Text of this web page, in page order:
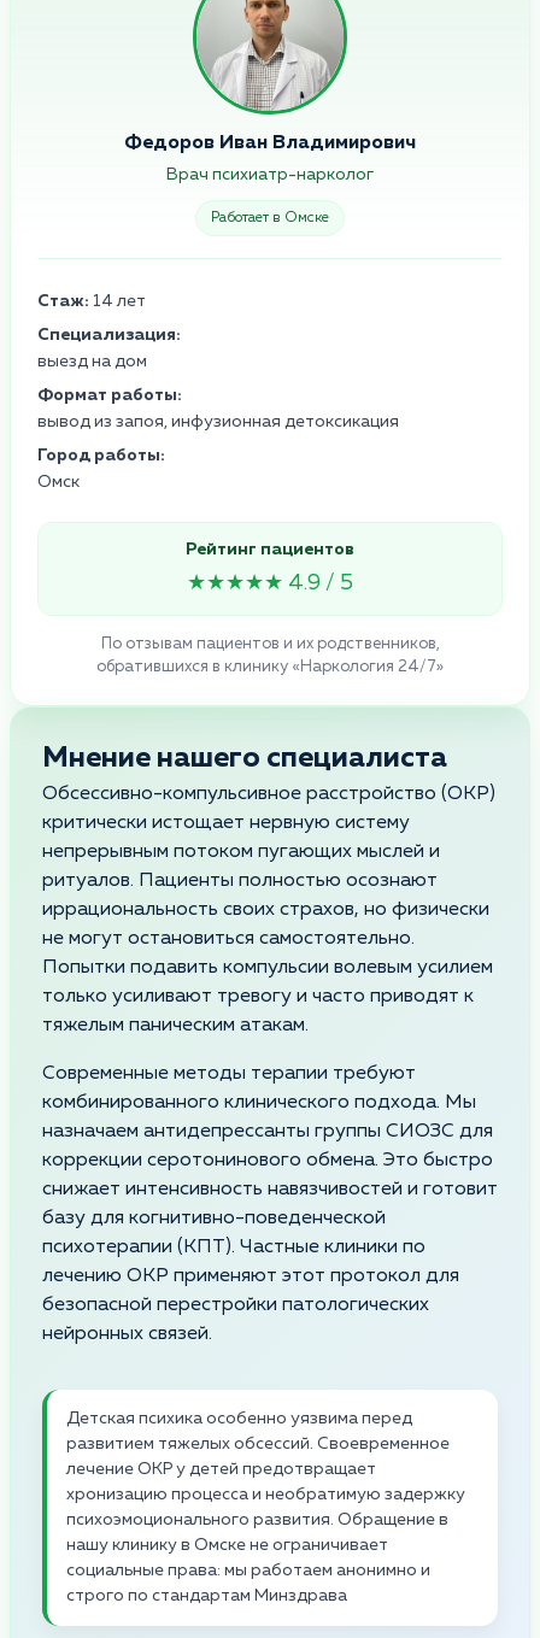
Федоров Иван Владимирович
Врач психиатр-нарколог
Работает в Омске
Стаж: 14 лет
Специализация:
выезд на дом
Формат работы:
вывод из запоя, инфузионная детоксикация
Город работы:
Омск
Рейтинг пациентов
★★★★★ 4.9 / 5
По отзывам пациентов и их родственников,
обратившихся в клинику «Наркология 24/7»
Мнение нашего специалиста
Обсессивно-компульсивное расстройство (ОКР)
критически истощает нервную систему
непрерывным потоком пугающих мыслей и
ритуалов. Пациенты полностью осознают
иррациональность своих страхов, но физически
не могут остановиться самостоятельно.
Попытки подавить компульсии волевым усилием
только усиливают тревогу и часто приводят к
тяжелым паническим атакам.
Современные методы терапии требуют
комбинированного клинического подхода. Мы
назначаем антидепрессанты группы СИОЗС для
коррекции серотонинового обмена. Это быстро
снижает интенсивность навязчивостей и готовит
базу для когнитивно-поведенческой
психотерапии (КПТ). Частные клиники по
лечению ОКР применяют этот протокол для
безопасной перестройки патологических
нейронных связей.
Детская психика особенно уязвима перед
развитием тяжелых обсессий. Своевременное
лечение ОКР у детей предотвращает
хронизацию процесса и необратимую задержку
психоэмоционального развития. Обращение в
нашу клинику в Омске не ограничивает
социальные права: мы работаем анонимно и
строго по стандартам Минздрава